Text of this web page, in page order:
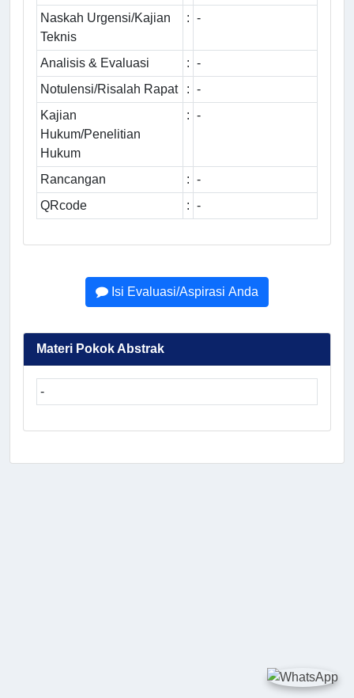
Naskah Urgensi/Kajian
Teknis
: -
Analisis & Evaluasi : -
Notulensi/Risalah Rapat
: -
Kajian
Hukum/Penelitian
Hukum
: -
Rancangan : -
QRcode
: -
Isi Evaluasi/Aspirasi Anda
Materi Pokok Abstrak
-